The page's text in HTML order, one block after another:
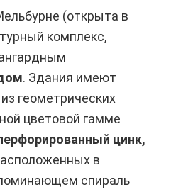
(открыта в
комплекс,
. Здания имеют
геометрических
цветовой гамме
цинк,
в
спираль